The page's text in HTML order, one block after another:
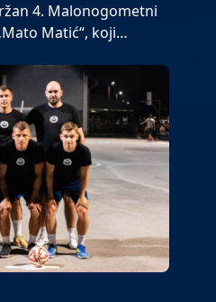
4. Malonogometni
Matić“, koji…